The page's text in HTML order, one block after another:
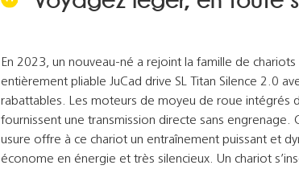
En 2023, un nouveau-né a rejoint la famille de
entièrement pliable JuCad drive SL Titan Silence 2.0
rabattables. Les moteurs de moyeu de roue intégrés
fournissent une transmission directe sans engrenage.
usure offre à ce chariot un entraînement puissant et
économe en énergie et très silencieux. Un chariot